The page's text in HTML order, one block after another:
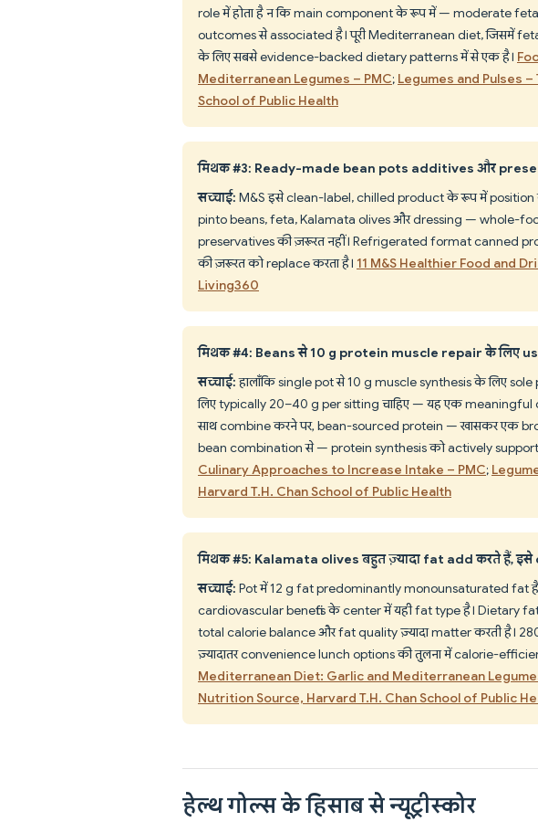
role में होता है न कि main component के रूप में — moderate
outcomes से associated है। पूरी Mediterranean diet, जिसमें
के लिए सबसे evidence-backed dietary patterns में से एक है।
Mediterranean Legumes – PMC; Legumes and Pulses
School of Public Health
मिथक #3: Ready-made bean pots additives और
सच्चाई: M&S इसे clean-label, chilled product के रूप में
pinto beans, feta, Kalamata olives और dressing — whole-
preservatives की ज़रूरत नहीं। Refrigerated format canned
की ज़रूरत को replace करता है। 11 M&S Healthier Food and
Living360
मिथक #4: Beans से 10 g protein muscle repair के लिए
सच्चाई:हालाँकि single pot से 10 g muscle synthesis के लिए
लिए typically 20–40 g per sitting चाहिए — यह एक meaningful
साथ combine करने पर, bean-sourced protein — खासकर एक
bean combination से — protein synthesis को actively support
Culinary Approaches to Increase Intake – PMC;
Harvard T.H. Chan School of Public Health
मिथक #5: Kalamata olives बहुत ज़्यादा fat add करते हैं, इसे
सच्चाई: Pot में 12 g fat predominantly monounsaturated
cardiovascular benefits के center में यही fat type है। Dietary
total calorie balance और fat quality ज़्यादा matter करती है।
ज़्यादातर convenience lunch options की तुलना में calorie-
Mediterranean Diet: Garlic and Mediterranean
Nutrition Source, Harvard T.H. Chan School of Public
हेल्थ गोल्स के हिसाब से न्यूट्रीस्कोर